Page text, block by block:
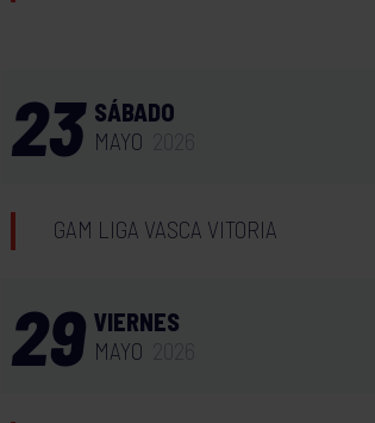
23 SÁBADO
MAYO
GAM LIGA VASCA VITORIA
29 VIERNES
MAYO